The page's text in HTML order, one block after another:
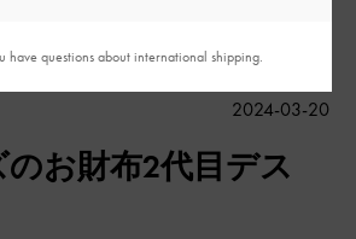
お財布2代目デス
公
2024-03-20
have questions about international shipping.